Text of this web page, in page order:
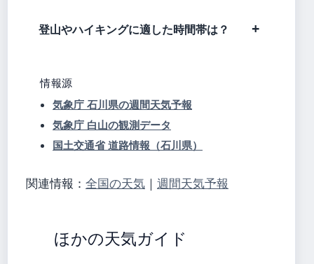
登山やハイキングに適した時間帯は？
情報源
気象庁 石川県の週間天気予報
気象庁 白山の観測データ
国土交通省 道路情報（石川県）
関連情報： 全国の天気 ｜ 週間天気予報
ほかの天気ガイド